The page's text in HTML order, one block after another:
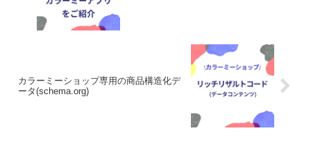
カラーミーショップ専用の商品構造化デ
ータ(schema.org)